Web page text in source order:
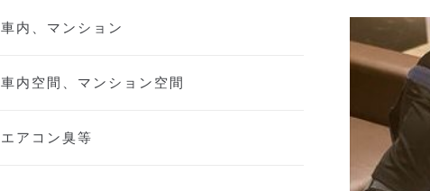
車内、マンション
車内空間、マンション空間
エアコン臭等